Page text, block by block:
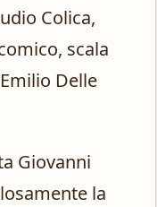
Colica,
scala
Delle
Giovanni
la